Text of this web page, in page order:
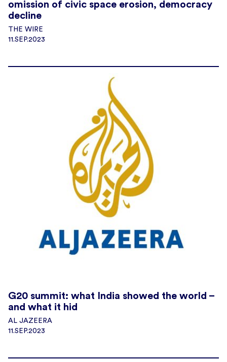
omission of civic space erosion, democracy
decline
THE WIRE
11.SEP.2023
G20 summit: what India showed the world –
and what it hid
AL JAZEERA
11.SEP.2023